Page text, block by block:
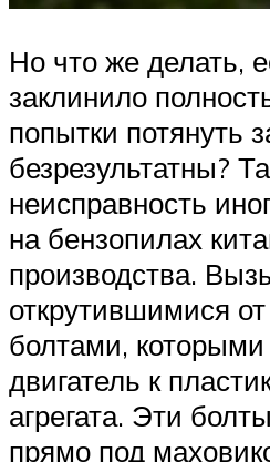
Но что же делать,
заклинило
попытки потянуть
безрезультатны?
неисправность
на бензопилах
производства.
открутившимися
болтами, которыми
двигатель к
агрегата. Эти
прямо под